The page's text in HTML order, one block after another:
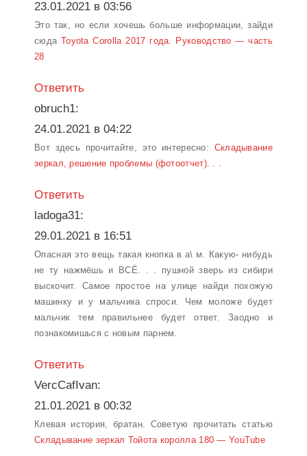
23.01.2021 в 03:56
Это так, но если хочешь больше информации, зайди
сюда Toyota Corolla 2017 года. Руководство — часть
28
Ответить
obruch1:
24.01.2021 в 04:22
Вот здесь прочитайте, это интересно: Складывание
зеркал, решение проблемы (фотоотчет). . .
Ответить
ladoga31:
29.01.2021 в 16:51
Опасная это вещь такая кнопка в а\ м. Какую- нибудь
не ту нажмёшь и ВСЁ. . . пушной зверь из сибири
выскочит. Самое простое на улице найди похожую
машинку и у мальчика спроси. Чем моложе будет
мальчик тем правильнее будет ответ. Заодно и
познакомишься с новым парнем.
Ответить
VercCafIvan:
21.01.2021 в 00:32
Клевая история, братан. Советую прочитать статью
Складывание зеркал Тойота королла 180 — YouTube